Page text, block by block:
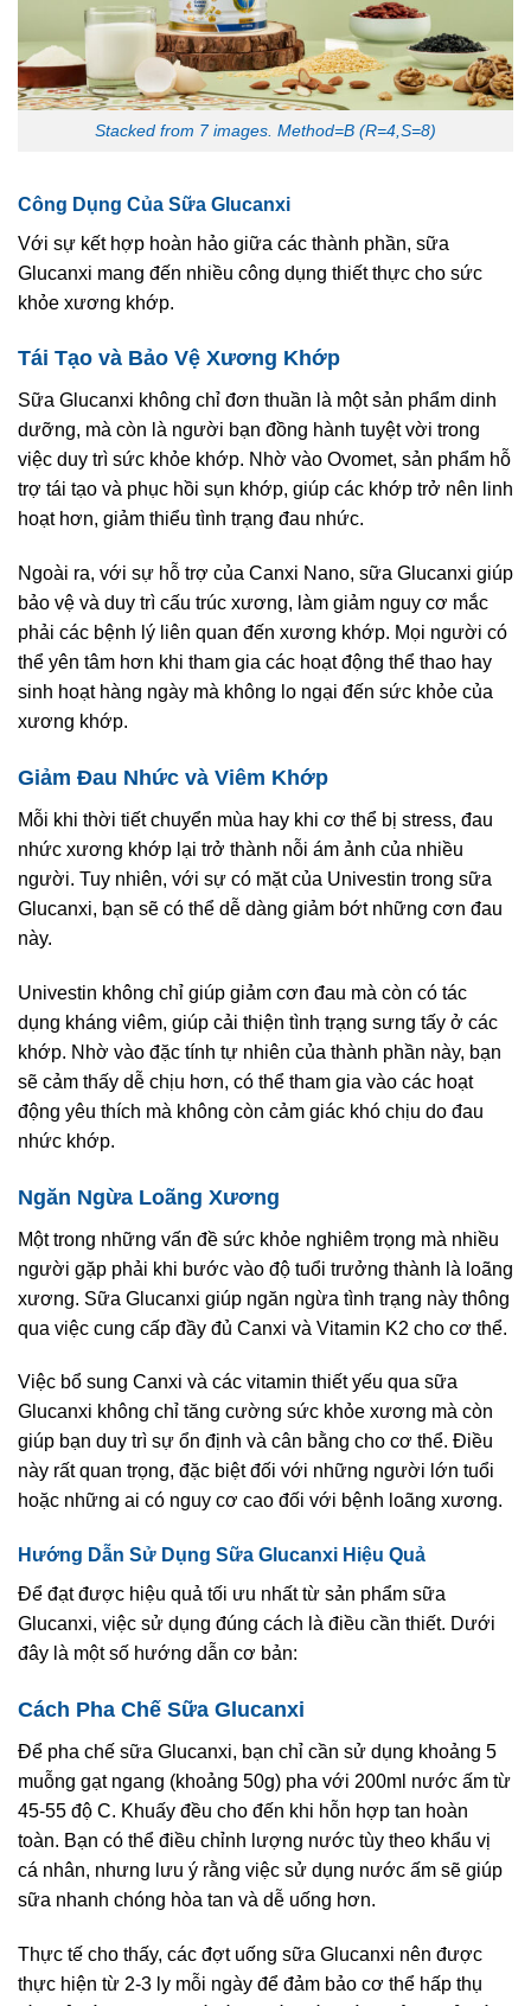
Stacked from 7 images. Method=B (R=4,S=8)
Công Dụng Của Sữa Glucanxi
Với sự kết hợp hoàn hảo giữa các thành phần, sữa
Glucanxi mang đến nhiều công dụng thiết thực cho sức
khỏe xương khớp.
Tái Tạo và Bảo Vệ Xương Khớp
Sữa Glucanxi không chỉ đơn thuần là một sản phẩm dinh
dưỡng, mà còn là người bạn đồng hành tuyệt vời trong
việc duy trì sức khỏe khớp. Nhờ vào Ovomet, sản phẩm hỗ
trợ tái tạo và phục hồi sụn khớp, giúp các khớp trở nên linh
hoạt hơn, giảm thiểu tình trạng đau nhức.
Ngoài ra, với sự hỗ trợ của Canxi Nano, sữa Glucanxi giúp
bảo vệ và duy trì cấu trúc xương, làm giảm nguy cơ mắc
phải các bệnh lý liên quan đến xương khớp. Mọi người có
thể yên tâm hơn khi tham gia các hoạt động thể thao hay
sinh hoạt hàng ngày mà không lo ngại đến sức khỏe của
xương khớp.
Giảm Đau Nhức và Viêm Khớp
Mỗi khi thời tiết chuyển mùa hay khi cơ thể bị stress, đau
nhức xương khớp lại trở thành nỗi ám ảnh của nhiều
người. Tuy nhiên, với sự có mặt của Univestin trong sữa
Glucanxi, bạn sẽ có thể dễ dàng giảm bớt những cơn đau
này.
Univestin không chỉ giúp giảm cơn đau mà còn có tác
dụng kháng viêm, giúp cải thiện tình trạng sưng tấy ở các
khớp. Nhờ vào đặc tính tự nhiên của thành phần này, bạn
sẽ cảm thấy dễ chịu hơn, có thể tham gia vào các hoạt
động yêu thích mà không còn cảm giác khó chịu do đau
nhức khớp.
Ngăn Ngừa Loãng Xương
Một trong những vấn đề sức khỏe nghiêm trọng mà nhiều
người gặp phải khi bước vào độ tuổi trưởng thành là loãng
xương. Sữa Glucanxi giúp ngăn ngừa tình trạng này thông
qua việc cung cấp đầy đủ Canxi và Vitamin K2 cho cơ thể.
Việc bổ sung Canxi và các vitamin thiết yếu qua sữa
Glucanxi không chỉ tăng cường sức khỏe xương mà còn
giúp bạn duy trì sự ổn định và cân bằng cho cơ thể. Điều
này rất quan trọng, đặc biệt đối với những người lớn tuổi
hoặc những ai có nguy cơ cao đối với bệnh loãng xương.
Hướng Dẫn Sử Dụng Sữa Glucanxi Hiệu Quả
Để đạt được hiệu quả tối ưu nhất từ sản phẩm sữa
Glucanxi, việc sử dụng đúng cách là điều cần thiết. Dưới
đây là một số hướng dẫn cơ bản:
Cách Pha Chế Sữa Glucanxi
Để pha chế sữa Glucanxi, bạn chỉ cần sử dụng khoảng 5
muỗng gạt ngang (khoảng 50g) pha với 200ml nước ấm từ
45-55 độ C. Khuấy đều cho đến khi hỗn hợp tan hoàn
toàn. Bạn có thể điều chỉnh lượng nước tùy theo khẩu vị
cá nhân, nhưng lưu ý rằng việc sử dụng nước ấm sẽ giúp
sữa nhanh chóng hòa tan và dễ uống hơn.
Thực tế cho thấy, các đợt uống sữa Glucanxi nên được
thực hiện từ 2-3 ly mỗi ngày để đảm bảo cơ thể hấp thụ